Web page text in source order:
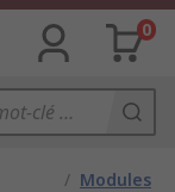
0
/ Modules